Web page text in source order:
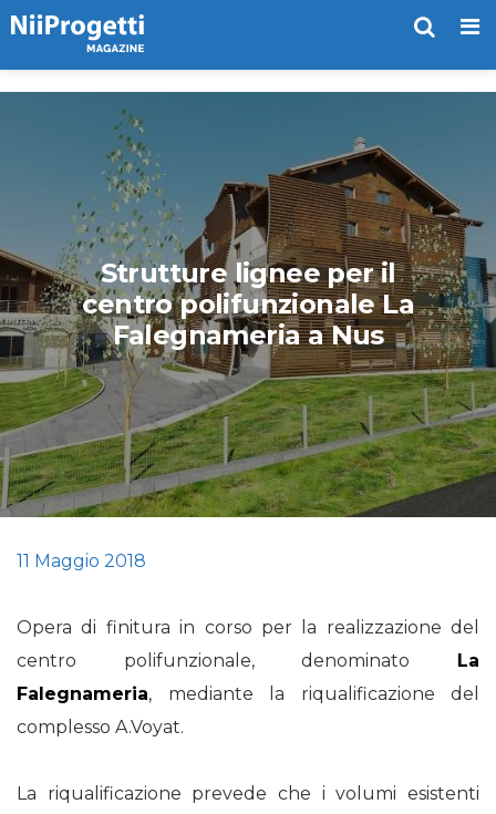
Strutture lignee per il
centro polifunzionale La
Falegnameria a Nus
11 Maggio 2018
Opera di finitura in corso per la realizzazione del
centro polifunzionale, denominato La
Falegnameria, mediante la riqualificazione del
complesso A.Voyat.
La riqualificazione prevede che i volumi esistenti